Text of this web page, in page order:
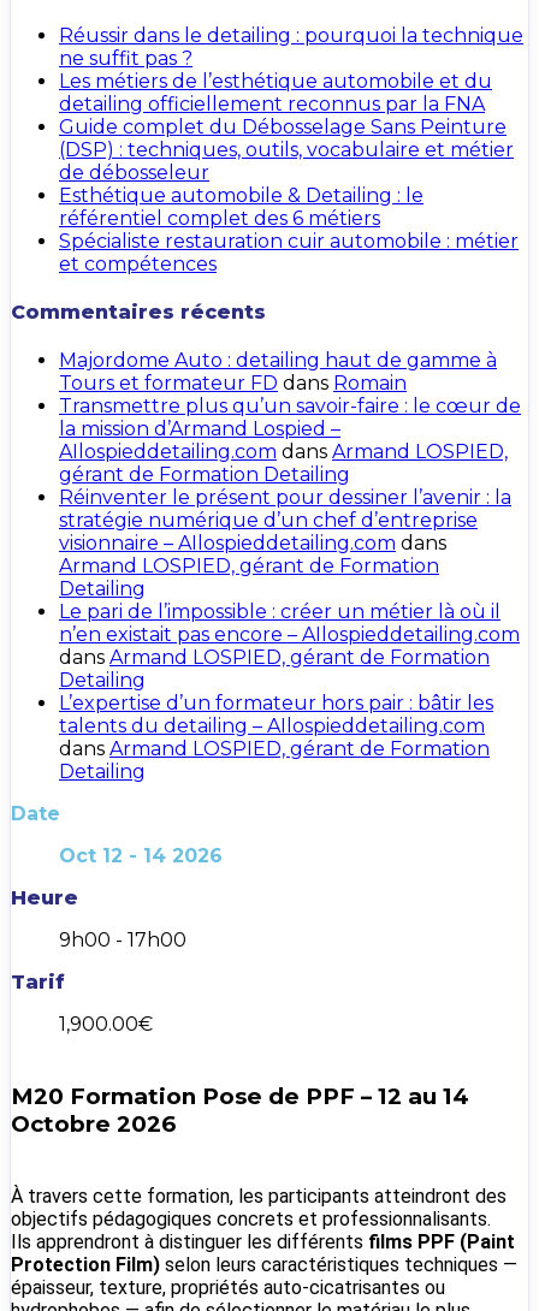
Réussir dans le detailing : pourquoi la technique
ne suffit pas ?
Les métiers de l’esthétique automobile et du
detailing officiellement reconnus par la FNA
Guide complet du Débosselage Sans Peinture
(DSP) : techniques, outils, vocabulaire et métier
de débosseleur
Esthétique automobile & Detailing : le
référentiel complet des 6 métiers
Spécialiste restauration cuir automobile : métier
et compétences
Commentaires récents
Majordome Auto : detailing haut de gamme à
Tours et formateur FD dans Romain
Transmettre plus qu’un savoir-faire : le cœur de
la mission d’Armand Lospied –
AIlospieddetailing.com dans Armand LOSPIED,
gérant de Formation Detailing
Réinventer le présent pour dessiner l’avenir : la
stratégie numérique d’un chef d’entreprise
visionnaire – AIlospieddetailing.com dans
Armand LOSPIED, gérant de Formation
Detailing
Le pari de l’impossible : créer un métier là où il
n’en existait pas encore – AIlospieddetailing.com
dans Armand LOSPIED, gérant de Formation
Detailing
L’expertise d’un formateur hors pair : bâtir les
talents du detailing – AIlospieddetailing.com
dans Armand LOSPIED, gérant de Formation
Detailing
Date
Oct 12 - 14 2026
Heure
9h00 - 17h00
Tarif
1,900.00€
M20 Formation Pose de PPF – 12 au 14
Octobre 2026
À travers cette formation, les participants atteindront des
objectifs pédagogiques concrets et professionnalisants.
Ils apprendront à distinguer les différents films PPF (Paint
Protection Film) selon leurs caractéristiques techniques —
épaisseur, texture, propriétés auto-cicatrisantes ou